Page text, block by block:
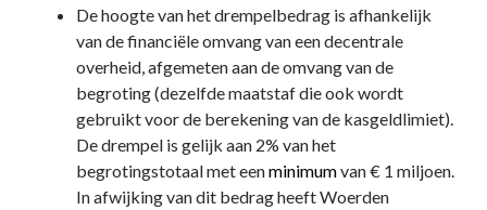
De hoogte van het drempelbedrag is afhankelijk
van de financiële omvang van een decentrale
overheid, afgemeten aan de omvang van de
begroting (dezelfde maatstaf die ook wordt
gebruikt voor de berekening van de kasgeldlimiet).
De drempel is gelijk aan 2% van het
begrotingstotaal met eenminimumvan € 1 miljoen.
In afwijking van dit bedrag heeft Woerden